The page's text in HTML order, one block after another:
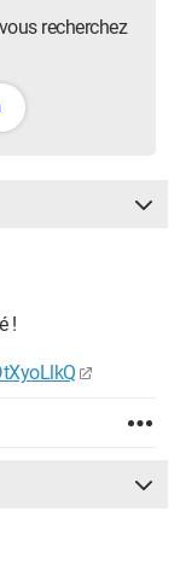
recherchez
!